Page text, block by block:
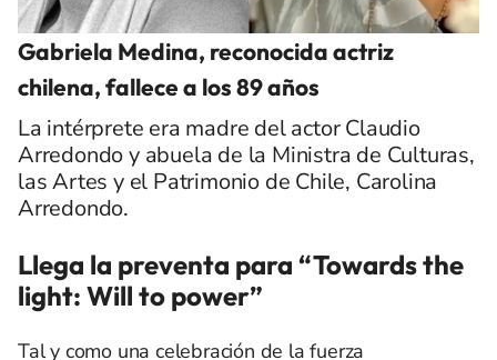
Gabriela Medina, reconocida actriz
chilena, fallece a los 89 años
La intérprete era madre del actor Claudio
Arredondo y abuela de la Ministra de Culturas,
las Artes y el Patrimonio de Chile, Carolina
Arredondo.
Llega la preventa para “Towards the
light: Will to power”
Tal y como una celebración de la fuerza